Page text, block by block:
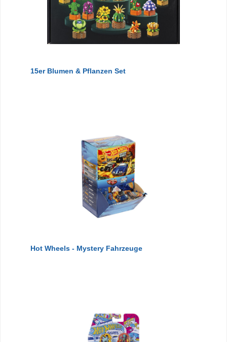
15er Blumen & Pflanzen Set
Hot Wheels - Mystery Fahrzeuge